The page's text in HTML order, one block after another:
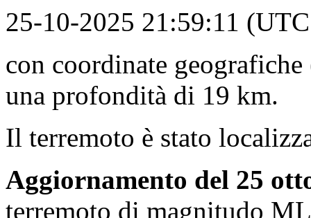
25-10-2025 21:59:11
con coordinate
una profondità di 19 km.
Il terremoto è stato
Aggiornamento del 25
terremoto di magnitudo